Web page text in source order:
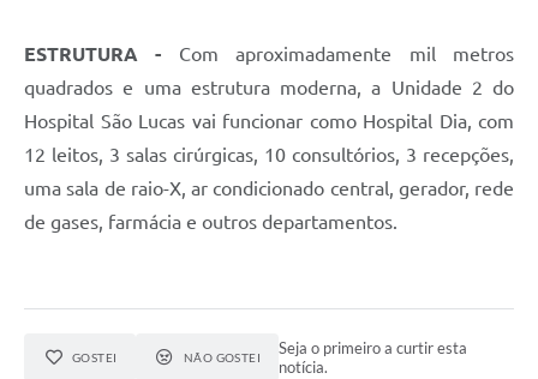
ESTRUTURA - Com aproximadamente mil metros
quadrados e uma estrutura moderna, a Unidade 2 do
Hospital São Lucas vai funcionar como Hospital Dia, com
12 leitos, 3 salas cirúrgicas, 10 consultórios, 3 recepções,
uma sala de raio-X, ar condicionado central, gerador, rede
de gases, farmácia e outros departamentos.
GOSTEI NÃO GOSTEI
Seja o primeiro a curtir esta
notícia.